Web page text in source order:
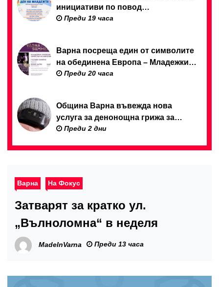
инициативи по повод
Международния ден на младежта –
Преди 19 часа
Варна посреща един от символите
на обединена Европа – Младежкия
симфоничен оркестър на ЕС
Преди 20 часа
Община Варна въвежда нова
услуга за денонощна грижа за
възрастни хора и лица с трайни
Преди 2 дни
Варна На Фокус
Затварят за кратко ул.
„Вълноломна“ в неделя
MadeInVarna Преди 13 часа